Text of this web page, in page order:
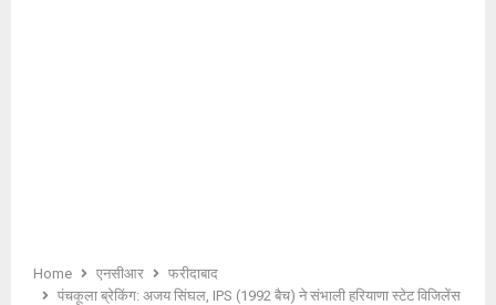
Home एनसीआर
फरीदाबाद
पंचकूला ब्रेकिंग: अजय सिंघल, IPS (1992 बैच) ने संभाली हरियाणा स्टेट विजिलेंस